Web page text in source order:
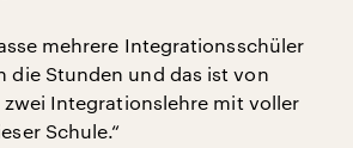
mehrere Integrationsschüler
die Stunden und das ist von
Integrationslehre mit voller
Schule.“